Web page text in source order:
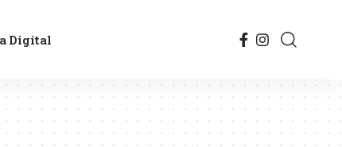
Digital